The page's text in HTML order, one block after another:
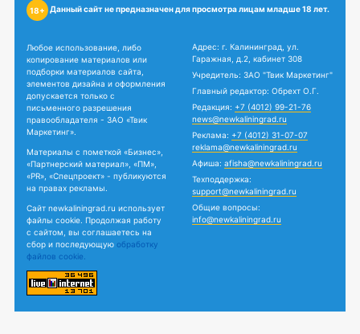
18+ Данный сайт не предназначен для просмотра лицам младше 18 лет.
Любое использование, либо
копирование материалов или
подборки материалов сайта,
элементов дизайна и оформления
допускается только с
письменного разрешения
правообладателя - ЗАО «Твик
Маркетинг».
Материалы с пометкой «Бизнес»,
«Партнерский материал», «ПМ»,
«PR», «Спецпроект» - публикуются
на правах рекламы.
Сайт newkaliningrad.ru использует
файлы cookie. Продолжая работу
с сайтом, вы соглашаетесь на
сбор и последующую обработку
файлов cookie.
Адрес: г. Калининград, ул.
Гаражная, д.2, кабинет 308
Учредитель: ЗАО "Твик Маркетинг"
Главный редактор: Обрехт О.Г.
Редакция: +7 (4012) 99-21-76
news@newkaliningrad.ru
Реклама: +7 (4012) 31-07-07
reklama@newkaliningrad.ru
Афиша: afisha@newkaliningrad.ru
Техподдержка:
support@newkaliningrad.ru
Общие вопросы:
info@newkaliningrad.ru